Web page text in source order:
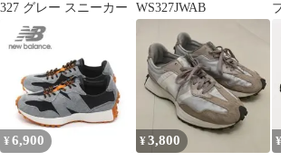
327 グレー スニーカー
WS327JWAB
¥ 6,900 ¥3,800 ¥